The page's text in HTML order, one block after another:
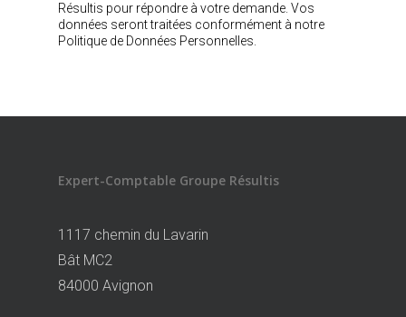
Résultis pour répondre à votre demande. Vos
données seront traitées conformément à notre
Politique de Données Personnelles.
Expert-Comptable Groupe Résultis
1117 chemin du Lavarin
Bât MC2
84000 Avignon